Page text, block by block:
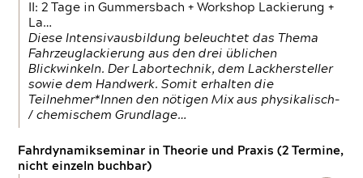
II: 2 Tage in Gummersbach + Workshop Lackierung +
La…
Diese Intensivausbildung beleuchtet das Thema
Fahrzeuglackierung aus den drei üblichen
Blickwinkeln. Der Labortechnik, dem Lackhersteller
sowie dem Handwerk. Somit erhalten die
Teilnehmer*Innen den nötigen Mix aus physikalisch-
/ chemischem Grundlage…
Fahrdynamikseminar in Theorie und Praxis (2 Termine,
nicht einzeln buchbar)